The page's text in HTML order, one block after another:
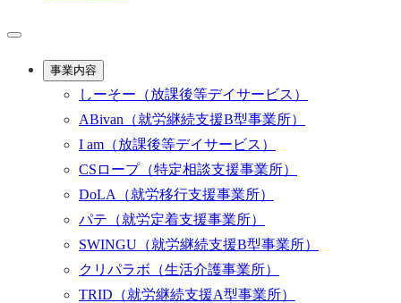
事業内容
しーそー （放課後等デイサービス）
ABivan （就労継続支援B型事業所）
I am （放課後等デイサービス）
CSロープ（特定相談支援事業所）
DoLA
（就労移行支援事業所）
パテ （就労定着支援事業所）
SWINGU （就労継続支援B型事業所）
クリパラボ （生活介護事業所）
TRID （就労継続支援A型事業所）